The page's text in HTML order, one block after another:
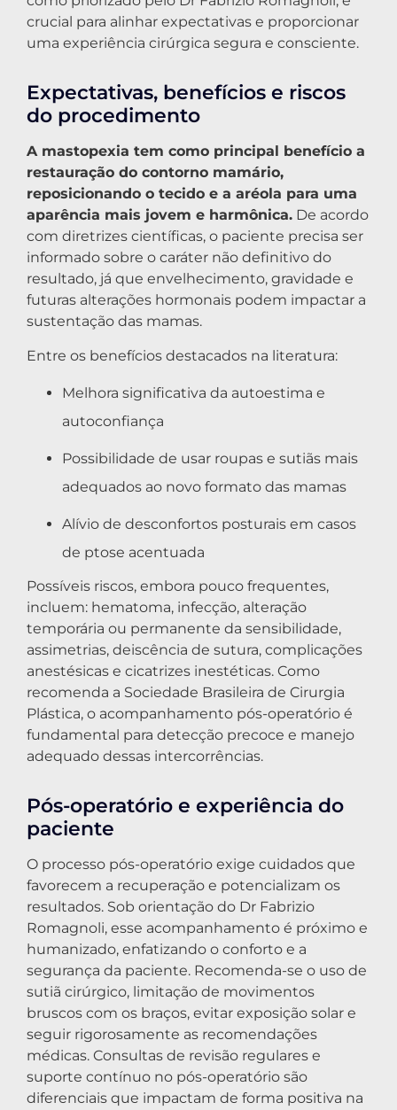
crucial para alinhar expectativas e proporcionar
uma experiência cirúrgica segura e consciente.
Expectativas, benefícios e riscos
do procedimento
A mastopexia tem como principal benefício a
restauração do contorno mamário,
reposicionando o tecido e a aréola para uma
aparência mais jovem e harmônica. De acordo
com diretrizes científicas, o paciente precisa ser
informado sobre o caráter não definitivo do
resultado, já que envelhecimento, gravidade e
futuras alterações hormonais podem impactar a
sustentação das mamas.
Entre os benefícios destacados na literatura:
Melhora significativa da autoestima e
autoconfiança
Possibilidade de usar roupas e sutiãs mais
adequados ao novo formato das mamas
Alívio de desconfortos posturais em casos
de ptose acentuada
Possíveis riscos, embora pouco frequentes,
incluem: hematoma, infecção, alteração
temporária ou permanente da sensibilidade,
assimetrias, deiscência de sutura, complicações
anestésicas e cicatrizes inestéticas. Como
recomenda a Sociedade Brasileira de Cirurgia
Plástica, o acompanhamento pós-operatório é
fundamental para detecção precoce e manejo
adequado dessas intercorrências.
Pós-operatório e experiência do
paciente
O processo pós-operatório exige cuidados que
favorecem a recuperação e potencializam os
resultados. Sob orientação do Dr Fabrizio
Romagnoli, esse acompanhamento é próximo e
humanizado, enfatizando o conforto e a
segurança da paciente. Recomenda-se o uso de
sutiã cirúrgico, limitação de movimentos
bruscos com os braços, evitar exposição solar e
seguir rigorosamente as recomendações
médicas. Consultas de revisão regulares e
suporte contínuo no pós-operatório são
diferenciais que impactam de forma positiva na